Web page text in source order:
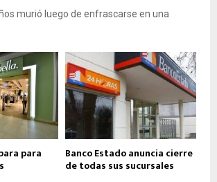
murió luego de enfrascarse en una
para Banco Estado anuncia cierre
de todas sus sucursales